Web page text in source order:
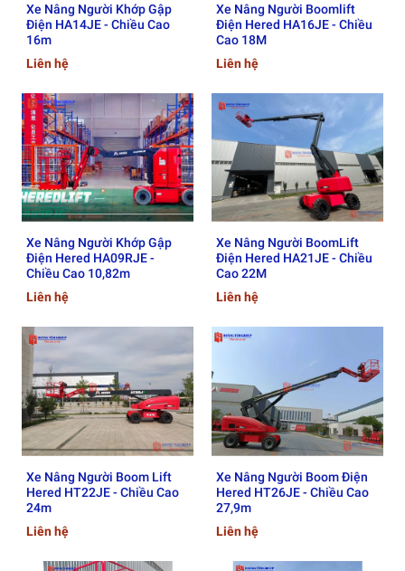
Xe nâng người Hered là thương hiệu thiết bị nâng hạ tiên
tiến, nổi bật trên thị trường quốc tế nhờcông nghệ hiện đại,
độ bền vượt trội và hiệu suất vận hành ổn định . Các dòng
sản phẩm Hered đáp ứng đa dạng nhu cầu nâng hạ, từthi
công trong nhà xưởngđếndự án ngoài trời, địa hình phức
tạp, góp phầnnâng cao hiệu quả công việc và đảm bảo an
Tại Việt Nam,Hoàng Tâm Group tự hào là đơn vị phân phối
độc quyền duy nhất thương hiệu xe nâng người Hered
kết cung cấp sản phẩm
chính hãng, dịch vụ kỹ thuật chuyên
nghiệp và hậu mãi lâu dài.
Liên hệ tư vấn & báo giá chi tiết các loại xe:
0961 333
935
Xe Nâng Người Khớp Gập
Điện HA14JE - Chiều Cao
16m
Liên hệ
Xe Nâng Người Boomlift
Điện Hered HA16JE - Chiều
Cao 18M
Liên hệ
Xe Nâng Người Khớp Gập
Điện Hered HA09RJE -
Chiều Cao 10,82m
Liên hệ
Xe Nâng Người BoomLift
Điện Hered HA21JE - Chiều
Cao 22M
Liên hệ
Xe Nâng Người Boom Lift
Hered HT22JE - Chiều Cao
24m
Liên hệ
Xe Nâng Người Boom Điện
Hered HT26JE - Chiều Cao
27,9m
Liên hệ